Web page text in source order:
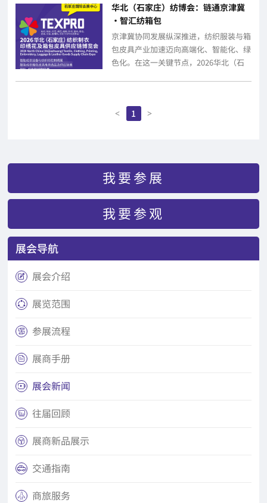
华北（石家庄）纺博会：链通京津冀
·智汇纺箱包
京津冀协同发展纵深推进，纺织服装与箱
包皮具产业加速迈向高端化、智能化、绿
色化。在这一关键节点，2026华北（石
< 1 >
我要参展
我要参观
展会导航
 展会介绍
 展览范围
 参展流程
 展商手册
 展会新闻
 往届回顾
 展商新品展示
 交通指南
 商旅服务